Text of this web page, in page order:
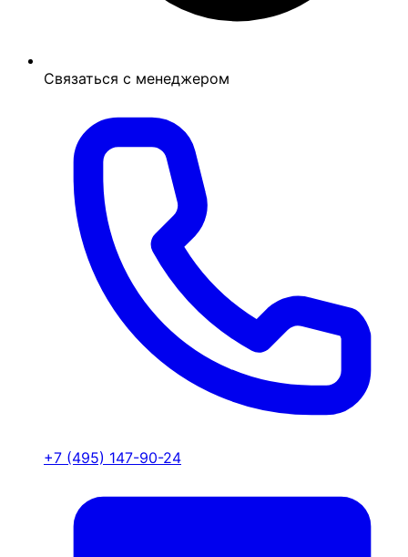
Связаться с менеджером
+7 (495) 147-90-24